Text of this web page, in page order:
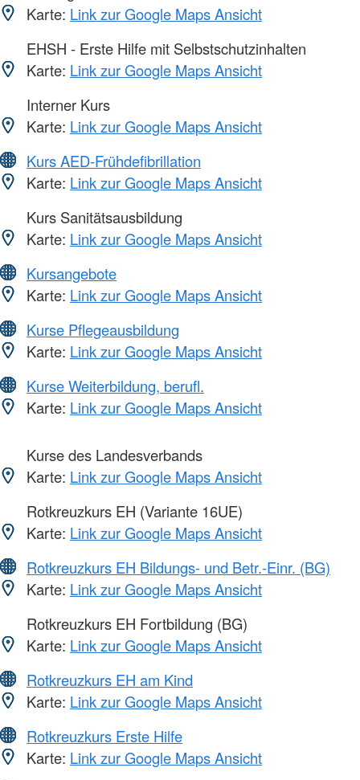
Karte: Link zur Google Maps Ansicht
EHSH - Erste Hilfe mit Selbstschutzinhalten
Karte: Link zur Google Maps Ansicht
Interner Kurs
Karte: Link zur Google Maps Ansicht
Kurs AED-Frühdefibrillation
Karte: Link zur Google Maps Ansicht
Kurs Sanitätsausbildung
Karte: Link zur Google Maps Ansicht
Kursangebote
Karte: Link zur Google Maps Ansicht
Kurse Pflegeausbildung
Karte: Link zur Google Maps Ansicht
Kurse Weiterbildung, berufl.
Karte: Link zur Google Maps Ansicht
Kurse des Landesverbands
Karte: Link zur Google Maps Ansicht
Rotkreuzkurs EH (Variante 16UE)
Karte: Link zur Google Maps Ansicht
Rotkreuzkurs EH Bildungs- und Betr.-Einr. (BG)
Karte: Link zur Google Maps Ansicht
Rotkreuzkurs EH Fortbildung (BG)
Karte: Link zur Google Maps Ansicht
Rotkreuzkurs EH am Kind
Karte: Link zur Google Maps Ansicht
Rotkreuzkurs Erste Hilfe
Karte: Link zur Google Maps Ansicht